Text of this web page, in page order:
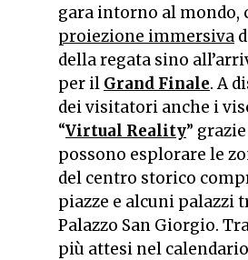
gara intorno al mondo,
proiezione immersiva
della regata sino
per il Grand Finale. A
dei visitatori anche i
“Virtual Reality”
possono esplorare le
del centro storico
piazze e alcuni palazzi
Palazzo San Giorgio.
più attesi nel calendario